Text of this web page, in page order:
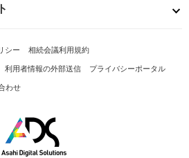
シー 相続会議利用規約
利用者情報の外部送信 プライバシーポータル
わせ